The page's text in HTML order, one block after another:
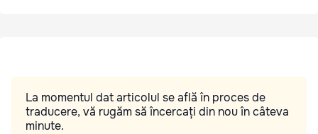
La momentul dat articolul se află în proces de
traducere, vă rugăm să încercați din nou în câteva
minute.